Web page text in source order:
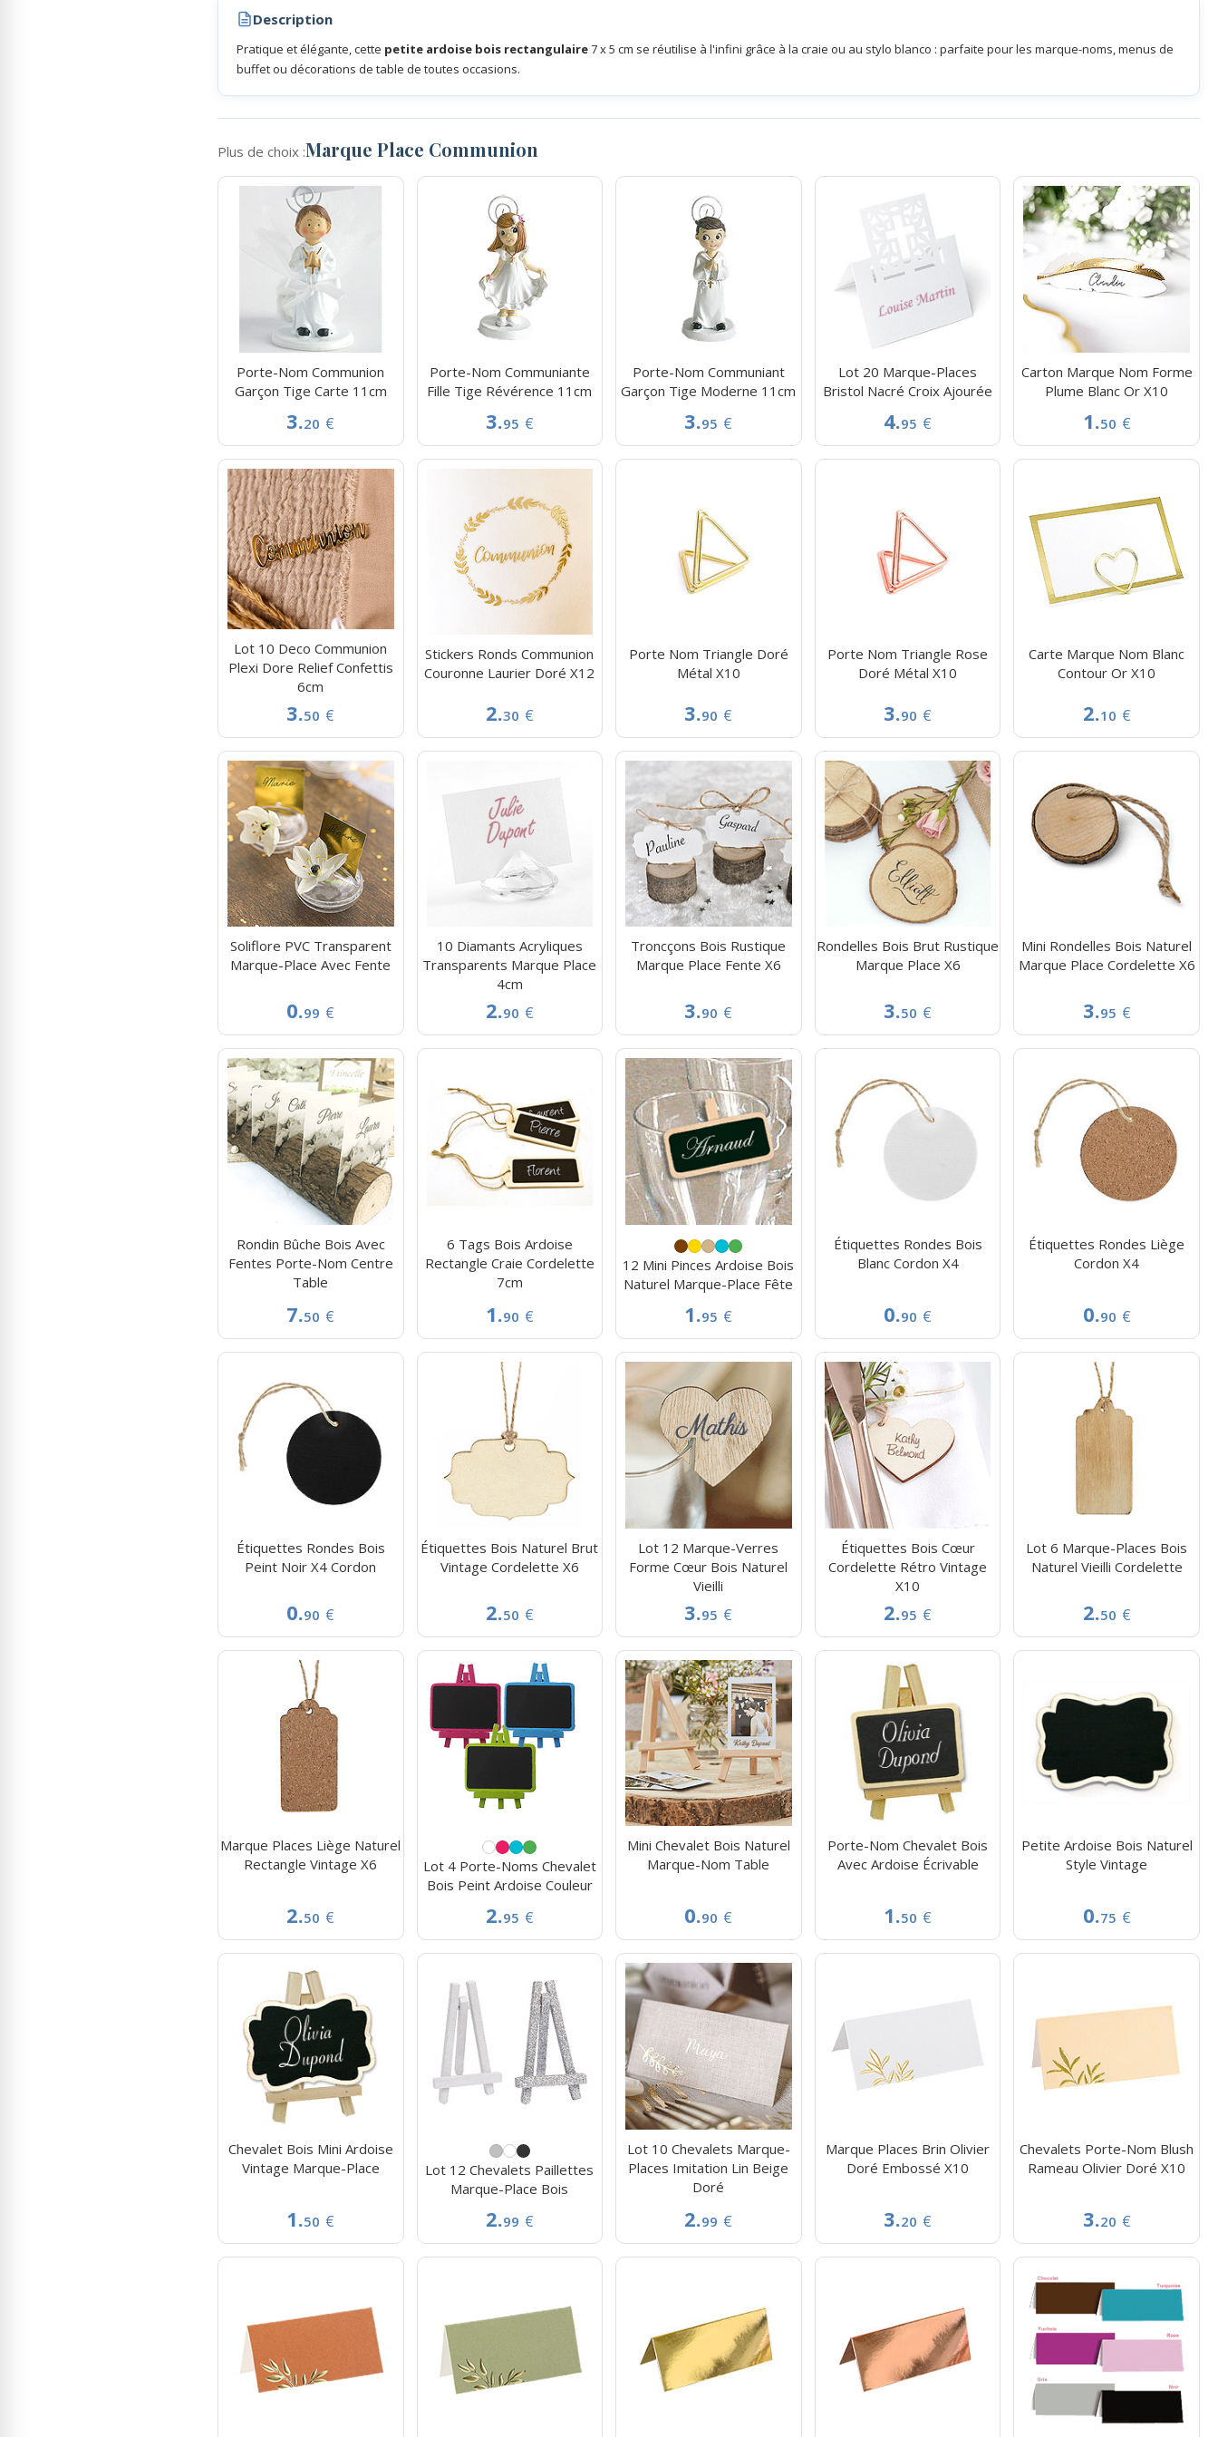
Scrapbooking, Loisirs Créatifs
Description
Pratique et élégante, cette petite ardoise bois rectangulaire7 x 5 cm se réutilise à l'infini grâce à la craie ou au stylo blanco : parfaite pour les marque-noms, menus de
buffet ou décorations de table de toutes occasions.
Plus de choix :Marque Place Communion
Porte-Nom Communion
Garçon Tige Carte 11cm
3.20 €
Porte-Nom Communiante
Fille Tige Révérence 11cm
3.95 €
Porte-Nom Communiant
Garçon Tige Moderne 11cm
3.95 €
Lot 20 Marque-Places
Bristol Nacré Croix Ajourée
4.95 €
Carton Marque Nom Forme
Plume Blanc Or X10
1.50 €
Lot 10 Deco Communion
Plexi Dore Relief Confettis
6cm
3.50 €
Stickers Ronds Communion
Couronne Laurier Doré X12
2.30 €
Porte Nom Triangle Doré
Métal X10
3.90 €
Porte Nom Triangle Rose
Doré Métal X10
3.90 €
Carte Marque Nom Blanc
Contour Or X10
2.10 €
Soliflore PVC Transparent
Marque-Place Avec Fente
0.99 €
10 Diamants Acryliques
Transparents Marque Place
4cm
2.90 €
Troncçons Bois Rustique
Marque Place Fente X6
3.90 €
Rondelles Bois Brut Rustique
Marque Place X6
3.50 €
Mini Rondelles Bois Naturel
Marque Place Cordelette X6
3.95 €
Rondin Bûche Bois Avec
Fentes Porte-Nom Centre
Table
7.50 €
6 Tags Bois Ardoise
Rectangle Craie Cordelette
7cm
1.90 €
12 Mini Pinces Ardoise Bois
Naturel Marque-Place Fête
1.95 €
Étiquettes Rondes Bois
Blanc Cordon X4
0.90 €
Étiquettes Rondes Liège
Cordon X4
0.90 €
Étiquettes Rondes Bois
Peint Noir X4 Cordon
0.90 €
Étiquettes Bois Naturel Brut
Vintage Cordelette X6
2.50 €
Lot 12 Marque-Verres
Forme Cœur Bois Naturel
Vieilli
3.95 €
Étiquettes Bois Cœur
Cordelette Rétro Vintage
X10
2.95 €
Lot 6 Marque-Places Bois
Naturel Vieilli Cordelette
2.50 €
Marque Places Liège Naturel
Rectangle Vintage X6
2.50 €
Lot 4 Porte-Noms Chevalet
Bois Peint Ardoise Couleur
2.95 €
Mini Chevalet Bois Naturel
Marque-Nom Table
0.90 €
Porte-Nom Chevalet Bois
Avec Ardoise Écrivable
1.50 €
Petite Ardoise Bois Naturel
Style Vintage
0.75 €
Chevalet Bois Mini Ardoise
Vintage Marque-Place
1.50 €
Lot 12 Chevalets Paillettes
Marque-Place Bois
2.99 €
Lot 10 Chevalets Marque-
Places Imitation Lin Beige
Doré
2.99 €
Marque Places Brin Olivier
Doré Embossé X10
3.20 €
Chevalets Porte-Nom Blush
Rameau Olivier Doré X10
3.20 €